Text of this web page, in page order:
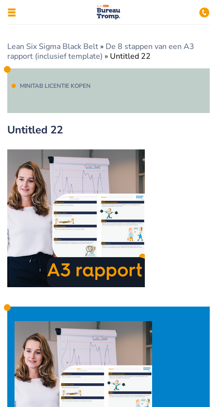
Lean Six Sigma Black Belt » De 8 stappen van een A3
rapport (inclusief template) » Untitled 22
MINITAB LICENTIE KOPEN
Untitled 22